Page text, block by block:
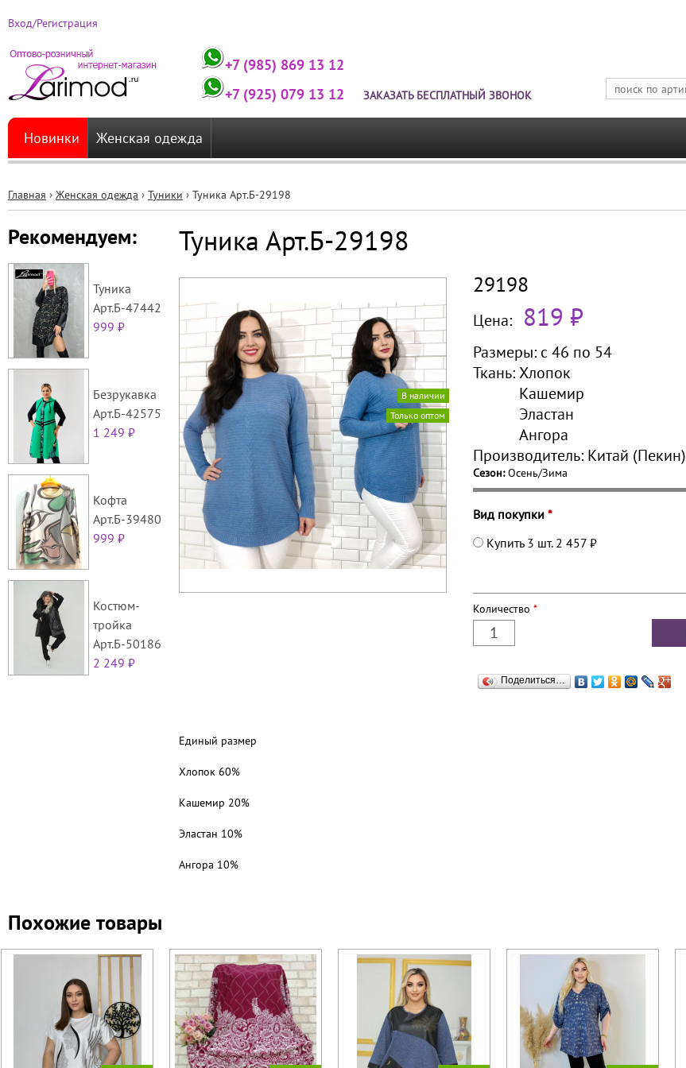
Вход/Регистрация
+7 (985) 869 13 12
+7 (925) 079 13 12
ЗАКАЗАТЬ БЕСПЛАТНЫЙ ЗВОНОК
Новинки Женская одежда
Главная › Женская одежда › Туники › Туника Арт.Б-29198
Рекомендуем:
Туника
Арт.Б-47442
999 ₽
Безрукавка
Арт.Б-42575
1 249 ₽
Кофта
Арт.Б-39480
999 ₽
Костюм-
тройка
Арт.Б-50186
2 249 ₽
Туника Арт.Б-29198
Только оптом
В наличии
29198
Цена: 819 ₽
Размеры: с 46 по 54
Ткань:Хлопок
Кашемир
Эластан
Ангора
Производитель: Китай (Пекин)
Сезон:Осень/Зима
Вид покупки *
Купить 3 шт. 2 457 ₽
Количество *
Поделиться…
Единый размер
Хлопок 60%
Кашемир 20%
Эластан 10%
Ангора 10%
Похожие товары